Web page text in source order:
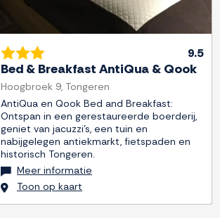
9.5
Bed & Breakfast AntiQua & Qook
Hoogbroek 9, Tongeren
AntiQua en Qook Bed and Breakfast:
Ontspan in een gerestaureerde boerderij,
geniet van jacuzzi's, een tuin en
nabijgelegen antiekmarkt, fietspaden en
historisch Tongeren.
Meer informatie
Toon op kaart